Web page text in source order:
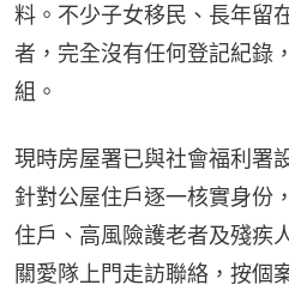
料。不少子女移民、長年留
者，完全沒有任何登記紀錄
組。
現時房屋署已與社會福利署
針對公屋住戶逐一核實身份
住戶、高風險護老者及殘疾
關愛隊上門走訪聯絡，按個